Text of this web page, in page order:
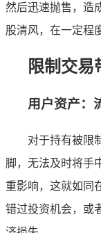
然后迅速抛售，造
股清风，在一定程
限制交易
用户资产：
对于持有被限
脚，无法及时将手
重影响，这就如同
错过投资机会，或